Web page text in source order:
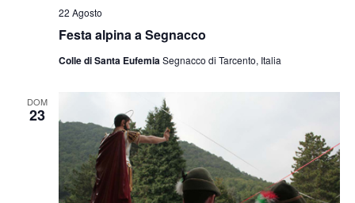
Festa alpina a Segnacco
22 Agosto
Colle di Santa EufemiaSegnacco di Tarcento, Italia
DOM
23